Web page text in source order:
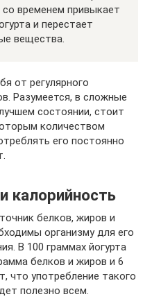
временем привыкает
и перестает
вещества.
от регулярного
Разумеется, в сложные
состоянии, стоит
количеством
его постоянно
калорийность
белков, жиров и
организму для его
В 100 граммах йогурта
белков и жиров и 6
что употребление такого
полезно всем.